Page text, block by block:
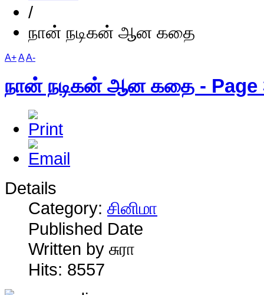
/
நான் நடிகன் ஆன கதை
A+AA-
நான் நடிகன் ஆன கதை - Page
Details
Category: சினிமா
Published Date
Written by சுரா
Hits: 8557